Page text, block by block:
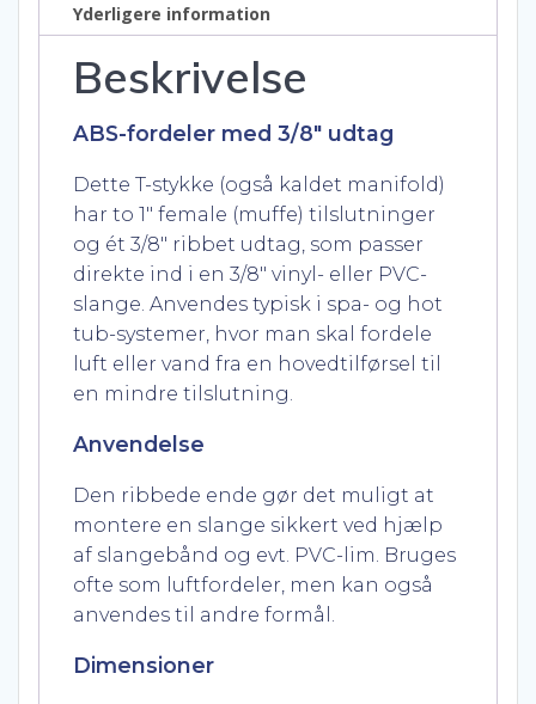
Yderligere information
Beskrivelse
ABS-fordeler med 3/8″ udtag
Dette T-stykke (også kaldet manifold)
har to 1″ female (muffe) tilslutninger
og ét 3/8″ ribbet udtag, som passer
direkte ind i en 3/8″ vinyl- eller PVC-
slange. Anvendes typisk i spa- og hot
tub-systemer, hvor man skal fordele
luft eller vand fra en hovedtilførsel til
en mindre tilslutning.
Anvendelse
Den ribbede ende gør det muligt at
montere en slange sikkert ved hjælp
af slangebånd og evt. PVC-lim. Bruges
ofte som luftfordeler, men kan også
anvendes til andre formål.
Dimensioner